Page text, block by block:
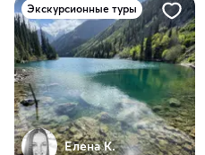
Экскурсионные туры
Елена К.